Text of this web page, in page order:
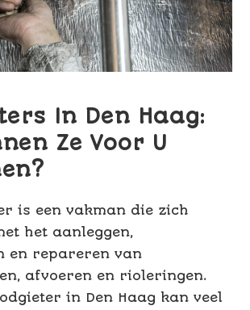
In Den Haag:
Ze Voor U
is een vakman die zich
het aanleggen,
en repareren van
afvoeren en rioleringen.
in Den Haag kan veel